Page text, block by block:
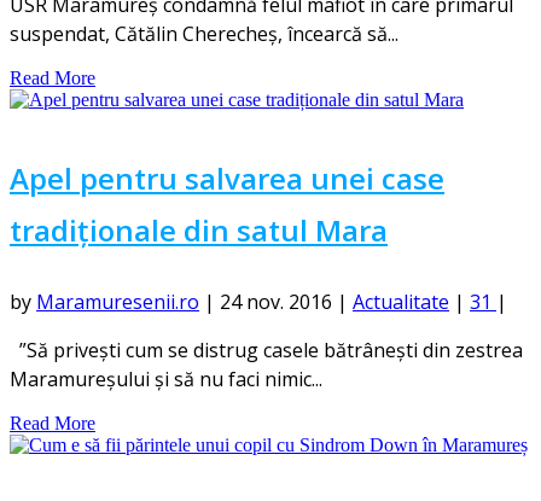
suspendat, Cătălin Cherecheş, încearcă să...
Read More
Apel pentru salvarea unei case
tradiționale din satul Mara
by Maramuresenii.ro | 24 nov. 2016 | Actualitate | 31 |
”Să privești cum se distrug casele bătrânești din zestrea
Maramureșului și să nu faci nimic...
Read More